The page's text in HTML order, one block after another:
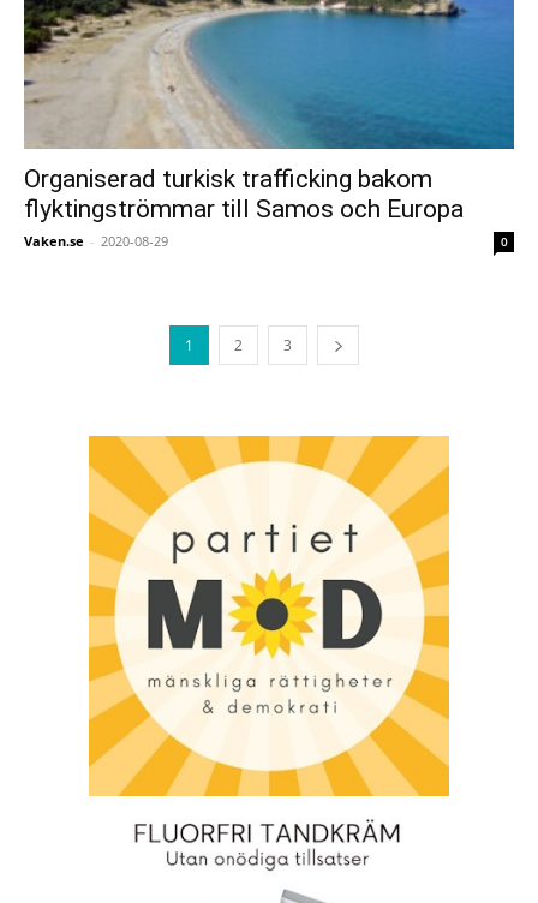
Organiserad turkisk trafficking bakom
flyktingströmmar till Samos och Europa
Vaken.se - 2020-08-29 0
1 2 3